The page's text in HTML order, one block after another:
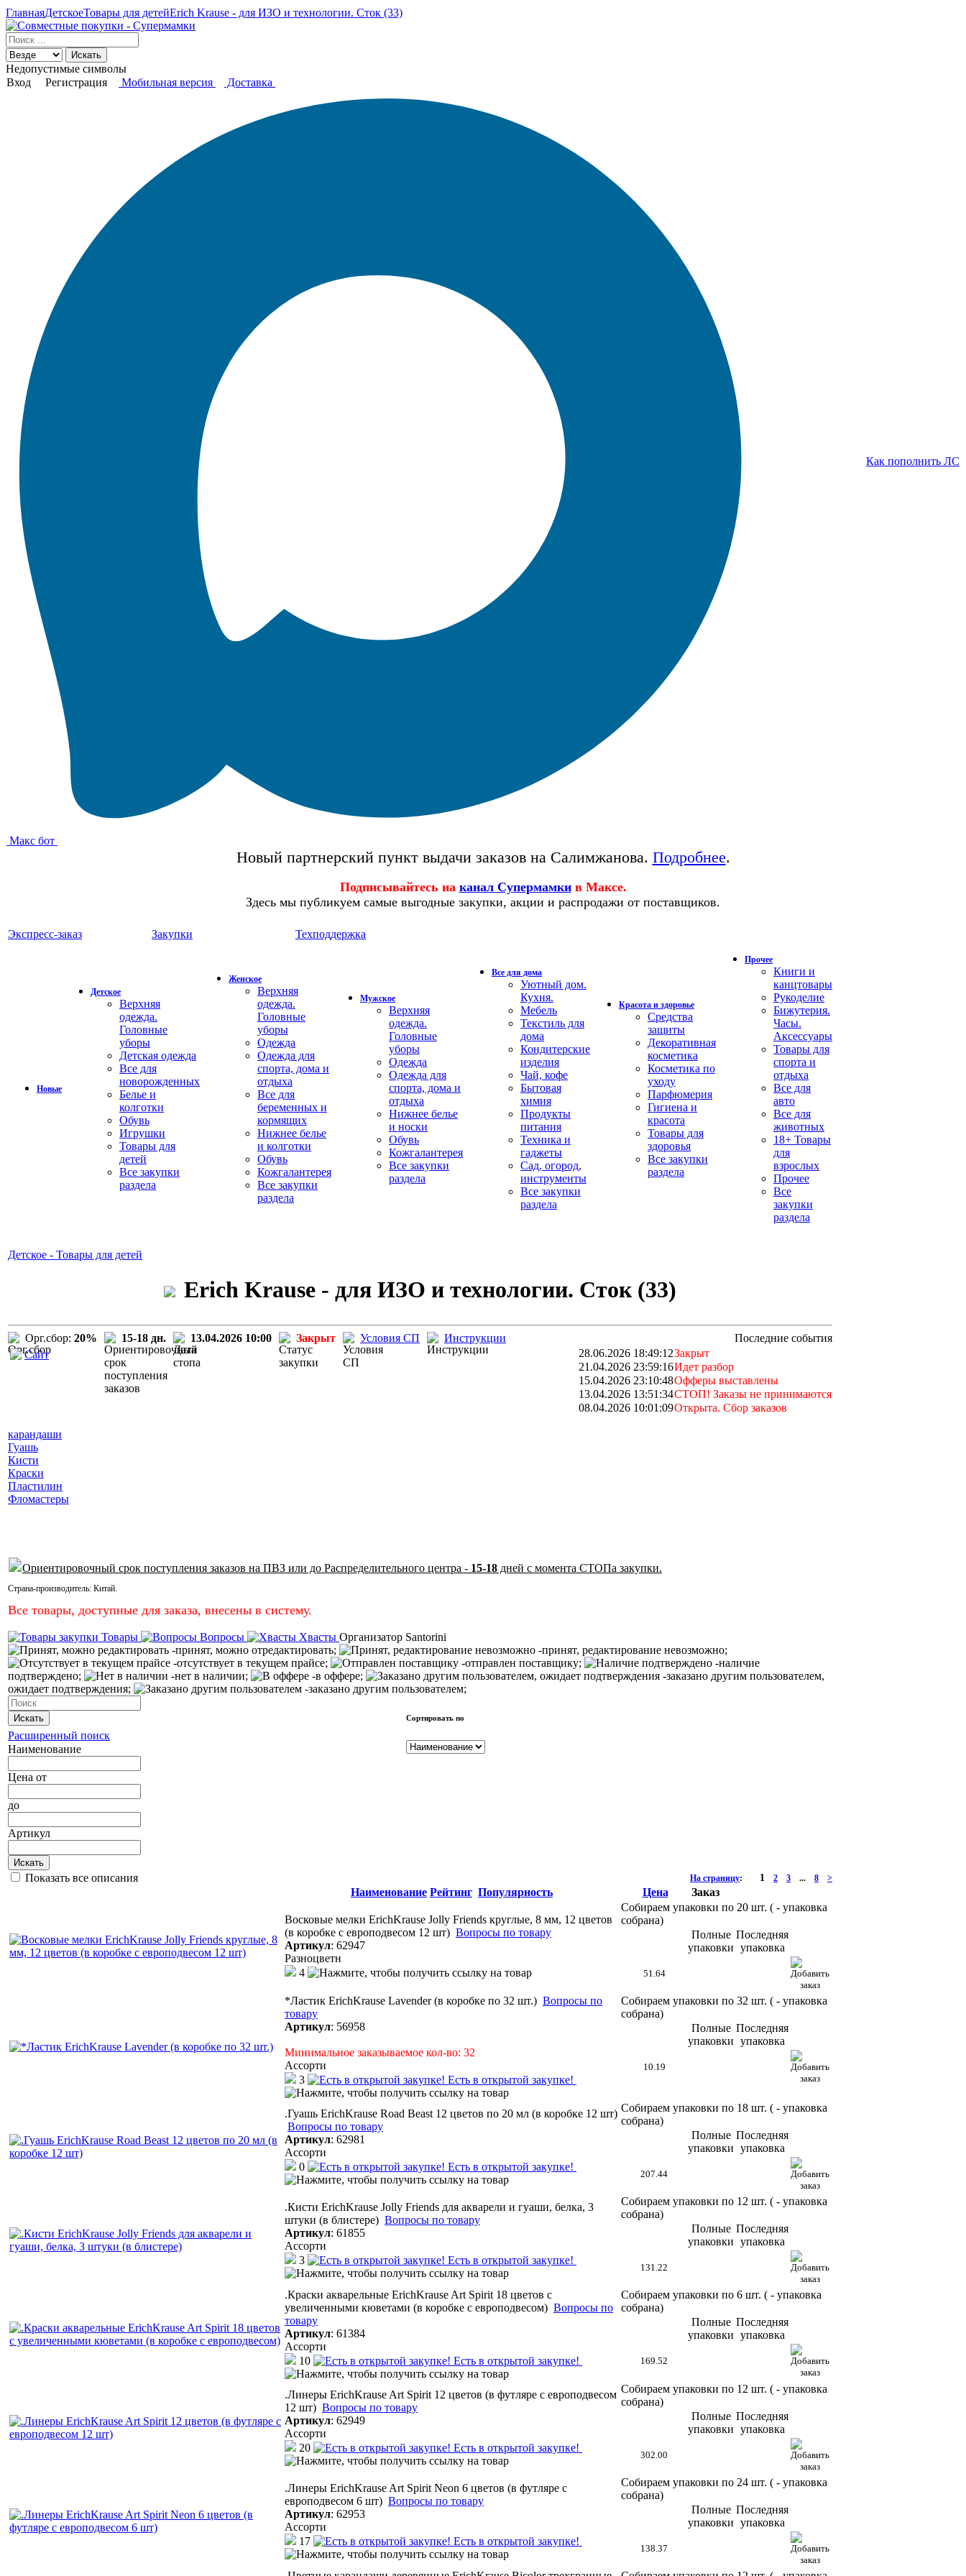
ГлавнаяДетскоеТовары для детейErich Krause - для ИЗО и технологии. Сток (33)
Искать
Недопустимые символы
Вход
Регистрация Мобильная версия Доставка
Макс бот
Как пополнить ЛС
Новый партнерский пункт выдачи заказов на Салимжанова. Подробнее.
Подписывайтесь на канал Супермамки в Максе.
Здесь мы публикуем самые выгодные закупки, акции и распродажи от поставщиков.
Экспресс-заказ Закупки Техподдержка
Новые
Детское
Верхняя
одежда.
Головные
уборы
Детская одежда
Все для
новорожденных
Белье и
колготки
Обувь
Игрушки
Товары для
детей
Все закупки
раздела
Женское
Верхняя
одежда.
Головные
уборы
Одежда
Одежда для
спорта, дома и
отдыха
Все для
беременных и
кормящих
Нижнее белье
и колготки
Обувь
Кожгалантерея
Все закупки
раздела
Мужское
Верхняя
одежда.
Головные
уборы
Одежда
Одежда для
спорта, дома и
отдыха
Нижнее белье
и носки
Обувь
Кожгалантерея
Все закупки
раздела
Все для дома
Уютный дом.
Кухня.
Мебель
Текстиль для
дома
Кондитерские
изделия
Чай, кофе
Бытовая
химия
Продукты
питания
Техника и
гаджеты
Сад, огород,
инструменты
Все закупки
раздела
Красота и здоровье
Средства
защиты
Декоративная
косметика
Косметика по
уходу
Парфюмерия
Гигиена и
красота
Товары для
здоровья
Все закупки
раздела
Прочее
Книги и
канцтовары
Рукоделие
Бижутерия.
Часы.
Аксессуары
Товары для
спорта и
отдыха
Все для
авто
Все для
животных
18+ Товары
для
взрослых
Прочее
Все
закупки
раздела
Детское - Товары для детей
Erich Krause - для ИЗО и технологии. Сток (33)
Орг.сбор: 20% 15-18 дн. 13.04.2026 10:00 Закрыт Условия СП Инструкции
Последние события
28.06.2026 18:49:12Закрыт
21.04.2026 23:59:16Идет разбор
15.04.2026 23:10:48Офферы выставлены
13.04.2026 13:51:34СТОП! Заказы не принимаются
08.04.2026 10:01:09Открыта. Сбор заказов
Сайт
карандаши
Гуашь
Кисти
Краски
Пластилин
Фломастеры
Ориентировочный срок поступления заказов на ПВЗ или до Распределительного центра - 15-18 дней с момента СТОПа закупки.
Страна-производитель: Китай.
Все товары, доступные для заказа, внесены в систему.
Товары Вопросы Хвасты Организатор Santorini
-принят, можно отредактировать;
-принят, редактирование невозможно;
-отсутствует в текущем прайсе;
-отправлен поставщику;
-наличие
подтверждено;
-нет в наличии; -в оффере;
-заказано другим пользователем,
ожидает подтверждения;
-заказано другим пользователем;
Искать
Расширенный поиск
Наименование
Цена от
до
Артикул
Искать
Сортировать по
Показать все описания На страницу: 1 2 3 ... 8 >
Наименование Рейтинг Популярность Цена Заказ
Восковые мелки ErichKrause Jolly Friends круглые, 8 мм, 12 цветов
(в коробке с европодвесом 12 шт) Вопросы по товару
Артикул: 62947
Разноцветн
4
Собираем упаковки по 20 шт. ( - упаковка
собрана)
Полные
упаковки
Последняя
упаковка
51.64
*Ластик ErichKrause Lavender (в коробке по 32 шт.) Вопросы по
товару
Артикул: 56958
Минимальное заказываемое кол-во: 32
Ассорти
3
Есть в открытой закупке!
Собираем упаковки по 32 шт. ( - упаковка
собрана)
Полные
упаковки
Последняя
упаковка
10.19
.Гуашь ErichKrause Road Beast 12 цветов по 20 мл (в коробке 12 шт)
Вопросы по товару
Артикул: 62981
Ассорти
0
Есть в открытой закупке!
Собираем упаковки по 18 шт. ( - упаковка
собрана)
Полные
упаковки
Последняя
упаковка
207.44
.Кисти ErichKrause Jolly Friends для акварели и гуаши, белка, 3
штуки (в блистере) Вопросы по товару
Артикул: 61855
Ассорти
3
Есть в открытой закупке!
Собираем упаковки по 12 шт. ( - упаковка
собрана)
Полные
упаковки
Последняя
упаковка
131.22
.Краски акварельные ErichKrause Art Spirit 18 цветов с
увеличенными кюветами (в коробке с европодвесом) Вопросы по
товару
Артикул: 61384
Ассорти
10
Есть в открытой закупке!
Собираем упаковки по 6 шт. ( - упаковка
собрана)
Полные
упаковки
Последняя
упаковка
169.52
.Линеры ErichKrause Art Spirit 12 цветов (в футляре с европодвесом
12 шт) Вопросы по товару
Артикул: 62949
Ассорти
20
Есть в открытой закупке!
Собираем упаковки по 12 шт. ( - упаковка
собрана)
Полные
упаковки
Последняя
упаковка
302.00
.Линеры ErichKrause Art Spirit Neon 6 цветов (в футляре с
европодвесом 6 шт) Вопросы по товару
Артикул: 62953
Ассорти
17
Есть в открытой закупке!
Собираем упаковки по 24 шт. ( - упаковка
собрана)
Полные
упаковки
Последняя
упаковка
138.37